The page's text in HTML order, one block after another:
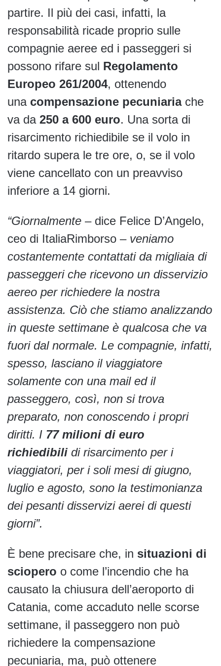
partire. Il più dei casi, infatti, la
responsabilità ricade proprio sulle
compagnie aeree ed i passeggeri si
possono rifare sul Regolamento
Europeo 261/2004, ottenendo
una compensazione pecuniariache
va da 250 a 600 euro. Una sorta di
risarcimento richiedibile se il volo in
ritardo supera le tre ore, o, se il volo
viene cancellato con un preavviso
inferiore a 14 giorni.
“Giornalmente – dice Felice D’Angelo,
ceo di ItaliaRimborso – veniamo
costantemente contattati da migliaia di
passeggeri che ricevono un disservizio
aereo per richiedere la nostra
assistenza. Ciò che stiamo analizzando
in queste settimane è qualcosa che va
fuori dal normale. Le compagnie, infatti,
spesso, lasciano il viaggiatore
solamente con una mail ed il
passeggero, così, non si trova
preparato, non conoscendo i propri
diritti. I 77 milioni di euro
richiedibili di risarcimento per i
viaggiatori, per i soli mesi di giugno,
luglio e agosto, sono la testimonianza
dei pesanti disservizi aerei di questi
giorni”.
È bene precisare che, in situazioni di
sciopero o come l’incendio che ha
causato la chiusura dell’aeroporto di
Catania, come accaduto nelle scorse
settimane, il passeggero non può
richiedere la compensazione
pecuniaria, ma, può ottenere